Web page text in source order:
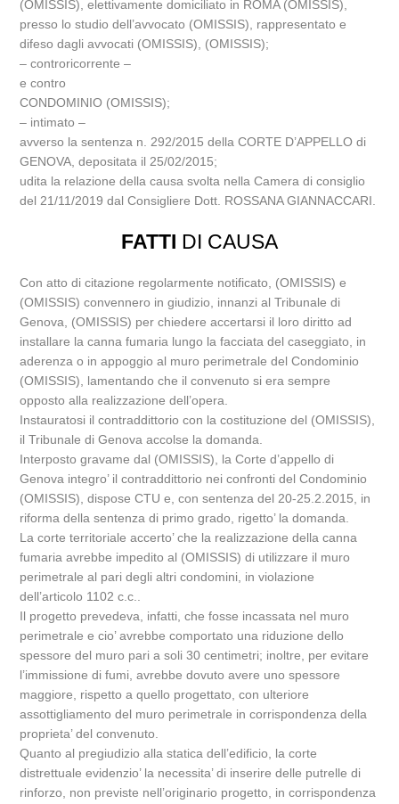
(OMISSIS), elettivamente domiciliato in ROMA (OMISSIS),
presso lo studio dell’avvocato (OMISSIS), rappresentato e
difeso dagli avvocati (OMISSIS), (OMISSIS);
– controricorrente –
e contro
CONDOMINIO (OMISSIS);
– intimato –
avverso la sentenza n. 292/2015 della CORTE D’APPELLO di
GENOVA, depositata il 25/02/2015;
udita la relazione della causa svolta nella Camera di consiglio
del 21/11/2019 dal Consigliere Dott. ROSSANA GIANNACCARI.
FATTI DI CAUSA
Con atto di citazione regolarmente notificato, (OMISSIS) e
(OMISSIS) convennero in giudizio, innanzi al Tribunale di
Genova, (OMISSIS) per chiedere accertarsi il loro diritto ad
installare la canna fumaria lungo la facciata del caseggiato, in
aderenza o in appoggio al muro perimetrale del Condominio
(OMISSIS), lamentando che il convenuto si era sempre
opposto alla realizzazione dell’opera.
Instauratosi il contraddittorio con la costituzione del (OMISSIS),
il Tribunale di Genova accolse la domanda.
Interposto gravame dal (OMISSIS), la Corte d’appello di
Genova integro’ il contraddittorio nei confronti del Condominio
(OMISSIS), dispose CTU e, con sentenza del 20-25.2.2015, in
riforma della sentenza di primo grado, rigetto’ la domanda.
La corte territoriale accerto’ che la realizzazione della canna
fumaria avrebbe impedito al (OMISSIS) di utilizzare il muro
perimetrale al pari degli altri condomini, in violazione
dell’articolo 1102 c.c..
Il progetto prevedeva, infatti, che fosse incassata nel muro
perimetrale e cio’ avrebbe comportato una riduzione dello
spessore del muro pari a soli 30 centimetri; inoltre, per evitare
l’immissione di fumi, avrebbe dovuto avere uno spessore
maggiore, rispetto a quello progettato, con ulteriore
assottigliamento del muro perimetrale in corrispondenza della
proprieta’ del convenuto.
Quanto al pregiudizio alla statica dell’edificio, la corte
distrettuale evidenzio’ la necessita’ di inserire delle putrelle di
rinforzo, non previste nell’originario progetto, in corrispondenza